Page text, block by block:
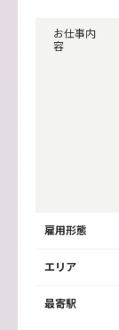
お仕事内
容
雇用形態
エリア
最寄駅